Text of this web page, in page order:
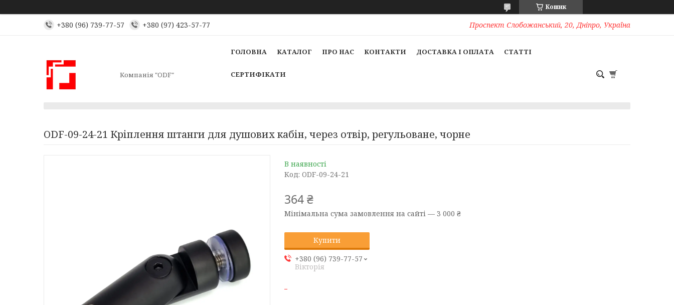
Кошик
+380 (96) 739-77-57 +380 (97) 423-57-77 Проспект Слобожанський, 20, Дніпро, Україна
Компанія "ODF"
ГОЛОВНА КАТАЛОГ ПРО НАС КОНТАКТИ ДОСТАВКА І ОПЛАТА СТАТТІ
СЕРТИФІКАТИ
ODF-09-24-21 Кріплення штанги для душових кабін, через отвір, регульоване, чорне
В наявності
Код: ODF-09-24-21
364 ₴
Мінімальна сума замовлення на сайті — 3 000 ₴
Купити
+380 (96) 739-77-57
Вікторія